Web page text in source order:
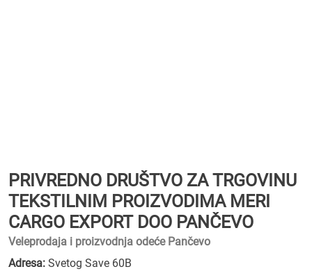
PRIVREDNO DRUŠTVO ZA TRGOVINU
TEKSTILNIM PROIZVODIMA MERI
CARGO EXPORT DOO PANČEVO
Veleprodaja i proizvodnja odeće Pančevo
Adresa: Svetog Save 60B